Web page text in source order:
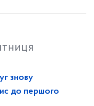
знову
до першого